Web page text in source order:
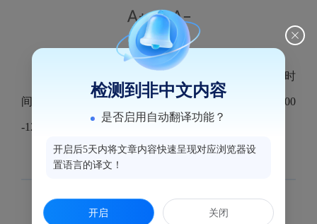
 | 
2026年鼓楼区上半年教师资格认定现场确认起止时
间为2026年6月25日至7月3日（国家法定工作日上午9:00
-12:00；下午1:30-5:30）
检测到非中文内容
是否启用自动翻译功能？
开启后5天内将文章内容快速呈现对应浏览器设
置语言的译文！
开启 关闭